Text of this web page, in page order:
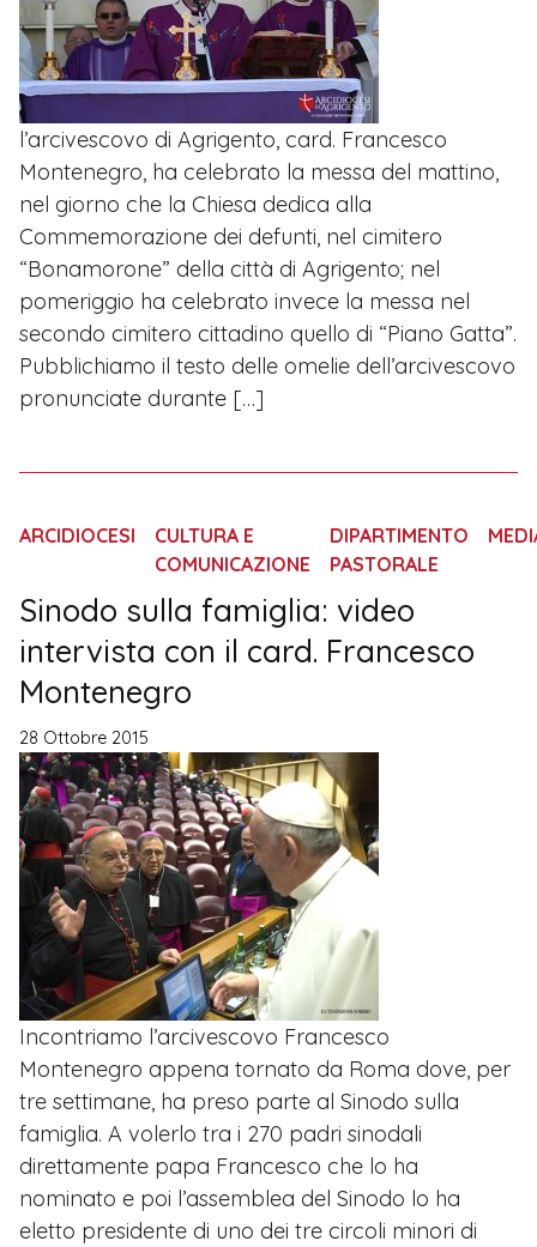
l’arcivescovo di Agrigento, card. Francesco
Montenegro, ha celebrato la messa del mattino,
nel giorno che la Chiesa dedica alla
Commemorazione dei defunti, nel cimitero
“Bonamorone” della città di Agrigento; nel
pomeriggio ha celebrato invece la messa nel
secondo cimitero cittadino quello di “Piano Gatta”.
Pubblichiamo il testo delle omelie dell’arcivescovo
pronunciate durante […]
ARCIDIOCESI
CULTURA E
COMUNICAZIONE
DIPARTIMENTO
PASTORALE
Sinodo sulla famiglia: video
intervista con il card. Francesco
Montenegro
28 Ottobre 2015
Incontriamo l’arcivescovo Francesco
Montenegro appena tornato da Roma dove, per
tre settimane, ha preso parte al Sinodo sulla
famiglia. A volerlo tra i 270 padri sinodali
direttamente papa Francesco che lo ha
nominato e poi l’assemblea del Sinodo lo ha
eletto presidente di uno dei tre circoli minori di